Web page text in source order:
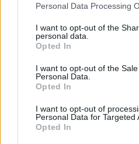
Please note that this website/
not limited to your visit or usage
grant or deny consent to
use your data for below
consent section.
Personal Data Processing
I want to opt-out of the
personal data.
Opted In
I want to opt-out of the
Personal Data.
Opted In
I want to opt-out of
Personal Data for Targeted
Opted In
Δημοφιλείς
προκηρύξεις
ΑΣΕΠ: Νέος γραπτός